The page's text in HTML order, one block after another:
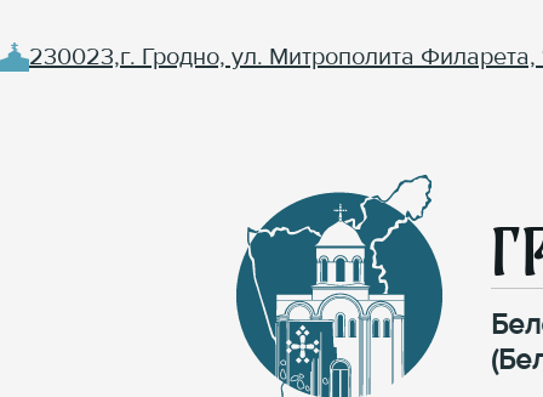
230023,г. Гродно, ул. Митрополита Филарета,